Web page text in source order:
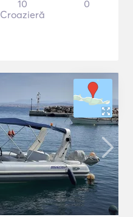
10
Croazieră
0